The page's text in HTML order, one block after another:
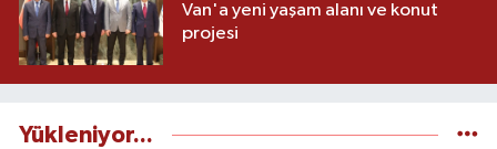
Van'a yeni yaşam alanı ve konut
projesi
Yükleniyor...